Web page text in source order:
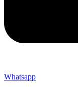
Whatsapp